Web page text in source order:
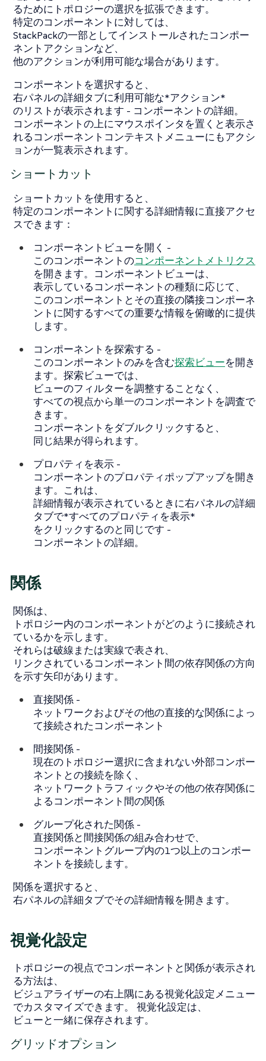
るためにトポロジーの選択を拡張できます。
特定のコンポーネントに対しては、
StackPackの一部としてインストールされたコンポー
ネントアクションなど、
他のアクションが利用可能な場合があります。
コンポーネントを選択すると、
右パネルの詳細タブに利用可能な*アクション*
のリストが表示されます - コンポーネントの詳細。
コンポーネントの上にマウスポインタを置くと表示さ
れるコンポーネントコンテキストメニューにもアクシ
ョンが一覧表示されます。
ショートカット
ショートカットを使用すると、
特定のコンポーネントに関する詳細情報に直接アクセ
スできます：
コンポーネントビューを開く -
このコンポーネントのコンポーネントメトリクス
を開きます。コンポーネントビューは、
表示しているコンポーネントの種類に応じて、
このコンポーネントとその直接の隣接コンポーネ
ントに関するすべての重要な情報を俯瞰的に提供
します。
コンポーネントを探索する -
このコンポーネントのみを含む探索ビューを開き
ます。探索ビューでは、
ビューのフィルターを調整することなく、
すべての視点から単一のコンポーネントを調査で
きます。
コンポーネントをダブルクリックすると、
同じ結果が得られます。
プロパティを表示 -
コンポーネントのプロパティポップアップを開き
ます。これは、
詳細情報が表示されているときに右パネルの詳細
タブで*すべてのプロパティを表示*
をクリックするのと同じです -
コンポーネントの詳細。
関係
関係は、
トポロジー内のコンポーネントがどのように接続され
ているかを示します。
それらは破線または実線で表され、
リンクされているコンポーネント間の依存関係の方向
を示す矢印があります。
直接関係 -
ネットワークおよびその他の直接的な関係によっ
て接続されたコンポーネント
間接関係 -
現在のトポロジー選択に含まれない外部コンポー
ネントとの接続を除く、
ネットワークトラフィックやその他の依存関係に
よるコンポーネント間の関係
グループ化された関係 -
直接関係と間接関係の組み合わせで、
コンポーネントグループ内の1つ以上のコンポー
ネントを接続します。
関係を選択すると、
右パネルの詳細タブでその詳細情報を開きます。
視覚化設定
トポロジーの視点でコンポーネントと関係が表示され
る方法は、
ビジュアライザーの右上隅にある視覚化設定メニュー
でカスタマイズできます。 視覚化設定は、
ビューと一緒に保存されます。
グリッドオプション